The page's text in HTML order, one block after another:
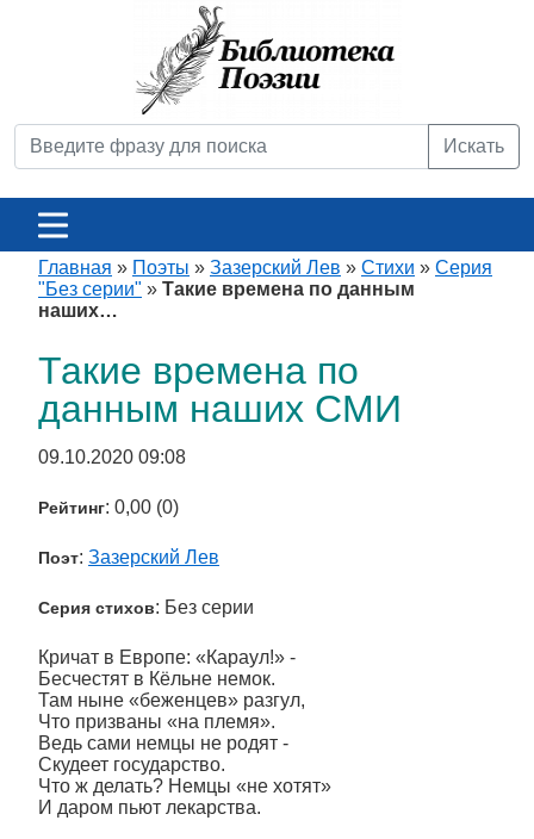
Искать
Главная » Поэты » Зазерский Лев » Стихи » Серия
"Без серии" » Такие времена по данным
наших…
Такие времена по
данным наших СМИ
09.10.2020 09:08
Рейтинг: 0,00 (0)
Поэт: Зазерский Лев
Серия стихов: Без серии
Кричат в Европе: «Караул!» -
Бесчестят в Кёльне немок.
Там ныне «беженцев» разгул,
Что призваны «на племя».
Ведь сами немцы не родят -
Скудеет государство.
Что ж делать? Немцы «не хотят»
И даром пьют лекарства.